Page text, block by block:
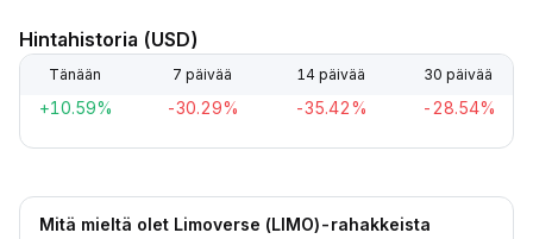
Hintahistoria (USD)
Tänään 7 päivää 14 päivää 30 päivää
+10.59% -30.29% -35.42% -28.54%
Mitä mieltä olet Limoverse (LIMO)-rahakkeista